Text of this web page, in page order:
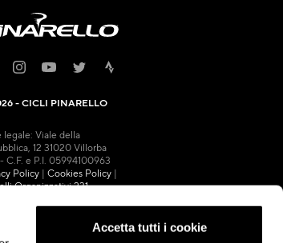
Accetta tutti i cookie
- CICLI PINARELLO
legale: Viale della
12 31020 Villorba
C.F. e P.I. 05994100963
Policy | Cookies Policy |
Organizzativi 231